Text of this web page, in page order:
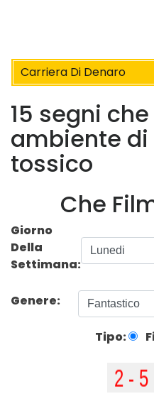
Carriera Di Denaro
15 segni
ambiente di
tossico
Che
Giorno
Della
Settimana:
Genere:
Tipo: